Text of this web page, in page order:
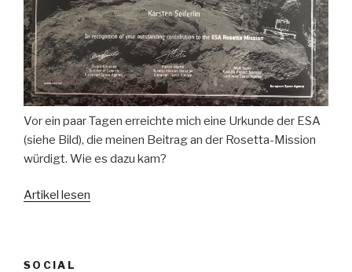
Vor ein paar Tagen erreichte mich eine Urkunde der ESA
(siehe Bild), die meinen Beitrag an der Rosetta-Mission
würdigt. Wie es dazu kam?
Artikel lesen
SOCIAL